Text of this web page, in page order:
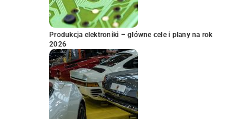
Produkcja elektroniki – główne cele i plany na rok
2026